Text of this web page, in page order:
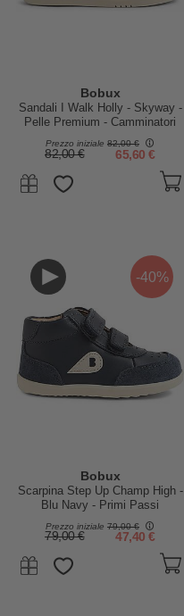
Bobux
Sandali I Walk Holly - Skyway -
Pelle Premium - Camminatori
Prezzo iniziale 82,00 €
82,00 € 65,60 €
-40%
Bobux
Scarpina Step Up Champ High -
Blu Navy - Primi Passi
Prezzo iniziale 79,00 €
79,00 € 47,40 €